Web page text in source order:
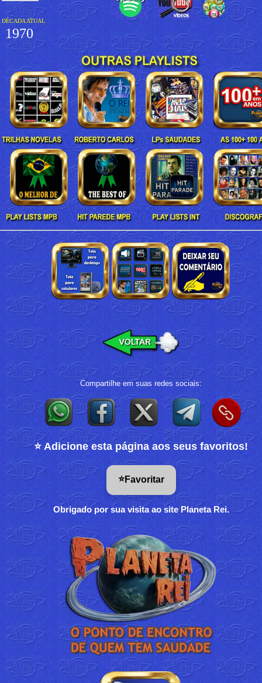
DÉCADA ATUAL
1970
Compartilhe em suas redes sociais:
⭐ Adicione esta página aos seus favoritos!
⭐Favoritar
Obrigado por sua visita ao site Planeta Rei.